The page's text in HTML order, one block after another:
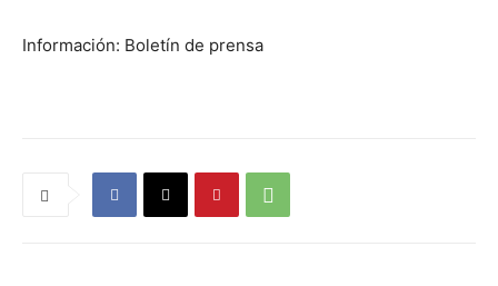
Información: Boletín de prensa